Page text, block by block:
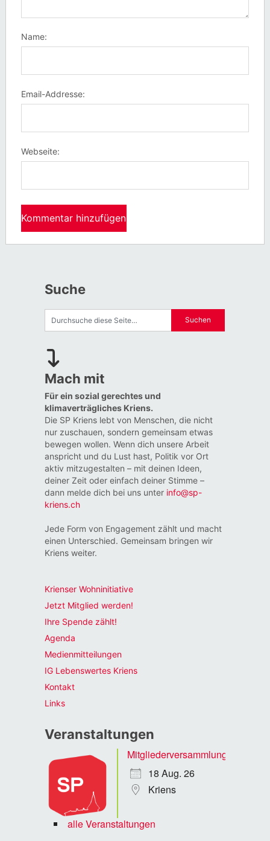
Name:
Email-Addresse:
Webseite:
Suche
Mach mit
Für ein sozial gerechtes und
klimaverträgliches Kriens.
Die SP Kriens lebt von Menschen, die nicht
nur zuschauen, sondern gemeinsam etwas
bewegen wollen. Wenn dich unsere Arbeit
anspricht und du Lust hast, Politik vor Ort
aktiv mitzugestalten – mit deinen Ideen,
deiner Zeit oder einfach deiner Stimme –
dann melde dich bei uns unter info@sp-
kriens.ch
Jede Form von Engagement zählt und macht
einen Unterschied. Gemeinsam bringen wir
Kriens weiter.
Krienser Wohninitiative
Jetzt Mitglied werden!
Ihre Spende zählt!
Agenda
Medienmitteilungen
IG Lebenswertes Kriens
Kontakt
Links
Veranstaltungen
Mitgliederversammlung
18 Aug. 26
Kriens
alle Veranstaltungen